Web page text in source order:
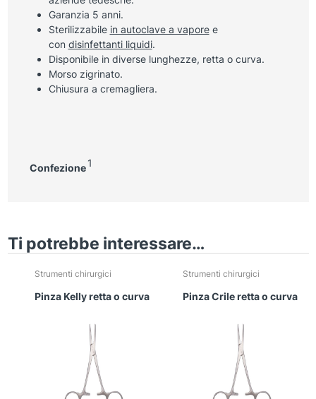
Garanzia 5 anni.
Sterilizzabile in autoclave a vaporee
con disinfettanti liquidi.
Disponibile in diverse lunghezze, retta o curva.
Morso zigrinato.
Chiusura a cremagliera.
Confezione 1
Ti potrebbe interessare…
Strumenti chirurgici
Pinza Kelly retta o curva
Strumenti chirurgici
Pinza Crile retta o curva